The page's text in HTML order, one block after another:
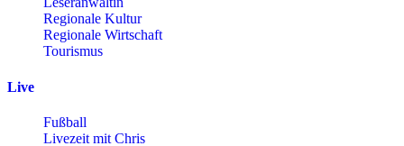
Regionale Kultur
Regionale Wirtschaft
Tourismus
Live
Fußball
Livezeit mit Chris